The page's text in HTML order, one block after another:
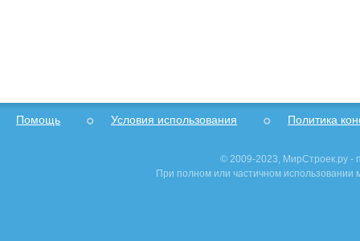
Помощь Условия использования Политика
© 2009-2023, МирСтроек.ру -
При полном или частичном использовании